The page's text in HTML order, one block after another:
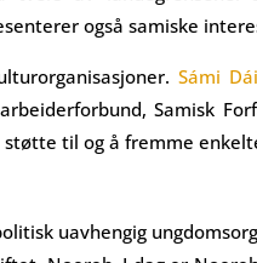
også samiske
Sámi
Samisk
til og å fremme
uavhengig